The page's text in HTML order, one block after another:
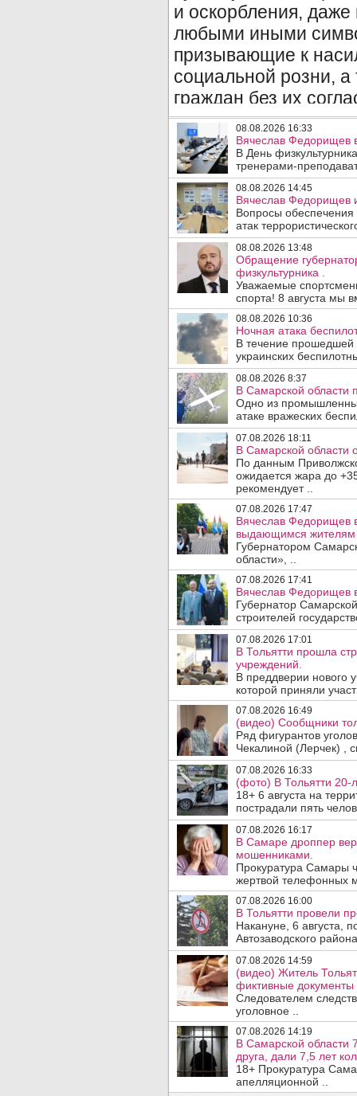
08.08.2026 16:33
Вячеслав Федорищев
В День
тренерами-
08.08.2026 14:45
Вячеслав Федорищев
Вопросы обеспечения
атак
08.08.2026 13:48
Обращение
физкультурника .
Уважаемые
спорта! 8 августа мы
08.08.2026 10:36
Ночная атака
В течение
украинских
08.08.2026 8:37
В Самарской области
Одно из
атаке вражеских
07.08.2026 18:11
В Самарской области
По данным
ожидается жара до
рекомендует ..
07.08.2026 17:47
Вячеслав Федорищев
выдающимся жителям
Губернатором
области», ..
07.08.2026 17:41
Вячеслав Федорищев
Губернатор
строителей
07.08.2026 17:01
В Тольятти прошла
учреждений.
В преддверии нового
которой приняли
07.08.2026 16:49
(видео) Сообщники
Ряд фигурантов
Чекалиной (Лерчек) ,
07.08.2026 16:33
(фото) В Тольятти 20-
18+ 6 августа на
пострадали пять
07.08.2026 16:17
В Самаре дроппер
мошенниками.
Прокуратура Самары
жертвой телефонных
07.08.2026 16:00
В Тольятти провели
Накануне, 6 августа,
Автозаводского
07.08.2026 14:59
(видео) Житель
фиктивные документы
Следователем
уголовное ..
07.08.2026 14:19
В Самарской области
друга, дали 7,5 лет
18+ Прокуратура
апелляционной ..